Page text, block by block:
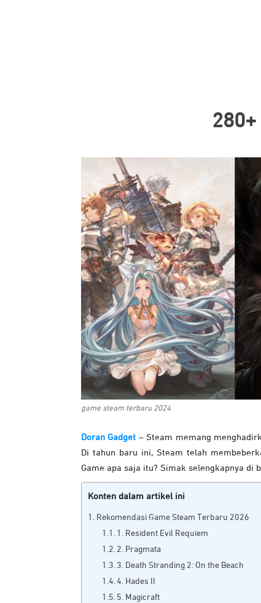
game steam terbaru 2024
Doran Gadget – Steam memang
Di tahun baru ini, Steam telah
Game apa saja itu? Simak selengkapnya di
Konten dalam artikel ini
Rekomendasi Game Steam Terbaru 2026
1. Resident Evil Requiem
2. Pragmata
3. Death Stranding 2: On the Beach
4. Hades II
5. Magicraft